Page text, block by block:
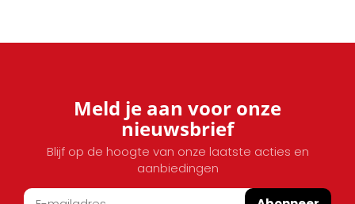
Meld je aan voor onze
nieuwsbrief
Blijf op de hoogte van onze laatste acties en
aanbiedingen